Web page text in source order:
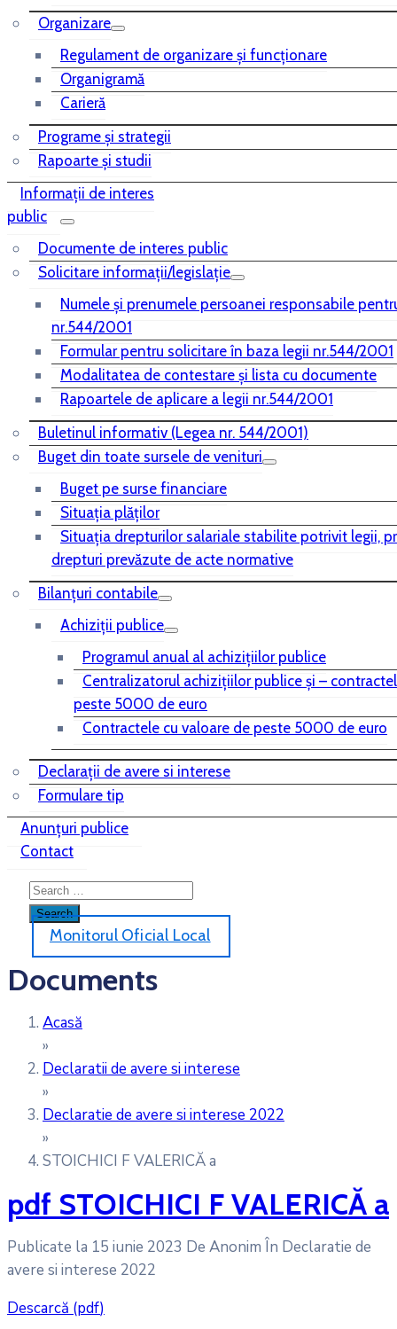
Organizare
Regulament de organizare și funcționare
Organigramă
Carieră
Programe și strategii
Rapoarte și studii
Informații de interes
public
Documente de interes public
Solicitare informații/legislație
Numele și prenumele persoanei responsabile
nr.544/2001
Formular pentru solicitare în baza legii nr.544/2001
Modalitatea de contestare și lista cu documente
Rapoartele de aplicare a legii nr.544/2001
Buletinul informativ (Legea nr. 544/2001)
Buget din toate sursele de venituri
Buget pe surse financiare
Situaţia plăţilor
Situaţia drepturilor salariale stabilite potrivit legii,
drepturi prevăzute de acte normative
Bilanţuri contabile
Achiziţii publice
Programul anual al achiziţiilor publice
Centralizatorul achiziţiilor publice şi –
peste 5000 de euro
Contractele cu valoare de peste 5000 de euro
Declarații de avere si interese
Formulare tip
Anunțuri publice
Contact
Monitorul Oficial Local
Documents
Acasă
»
Declaratii de avere si interese
»
Declaratie de avere si interese 2022
»
STOICHICI F VALERICĂ a
pdf STOICHICI F VALERICĂ a
Publicate la 15 iunie 2023 De Anonim În Declaratie de
avere si interese 2022
Descarcă (pdf)